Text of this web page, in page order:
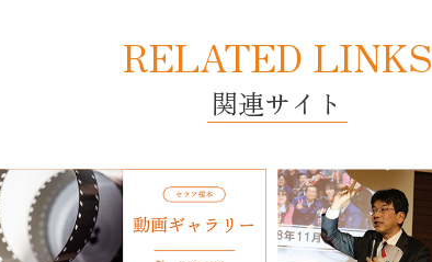
RELATED LINKS
関連サイト